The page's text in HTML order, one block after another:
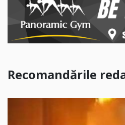
Recomandările